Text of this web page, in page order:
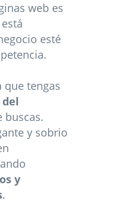
web es
esté
que tengas
buscas.
y sobrio
y
.